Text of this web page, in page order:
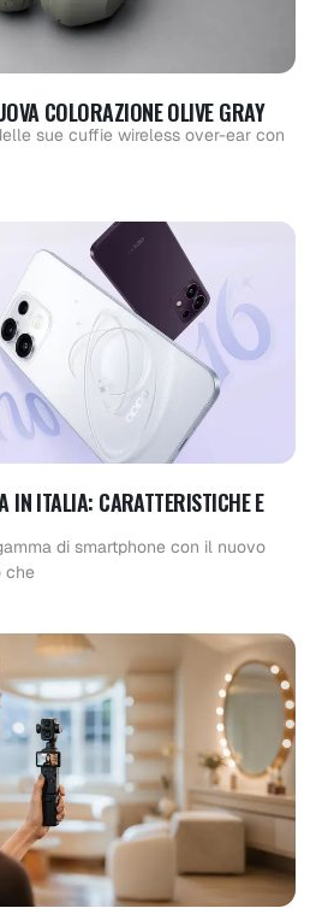
COLORAZIONE OLIVE GRAY
sue cuffie wireless over-ear con
IN ITALIA: CARATTERISTICHE E
di smartphone con il nuovo
che